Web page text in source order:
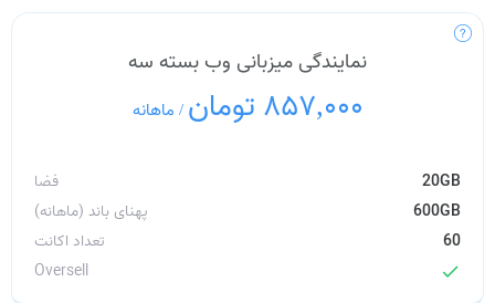
نمایندگی میزبانی وب بسته سه
857,000 تومان / ماهانه
فضا
20GB
پهنای باند (ماهانه)
600GB
تعداد اکانت
60
Oversell
check